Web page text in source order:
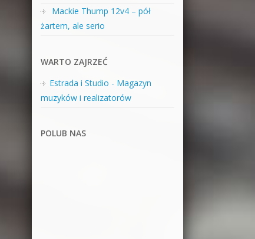
Mackie Thump 12v4 – pół
żartem, ale serio
WARTO ZAJRZEĆ
Estrada i Studio - Magazyn
muzyków i realizatorów
POLUB NAS